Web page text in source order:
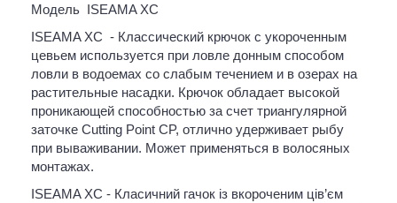
Модель ISEAMA XC
ISEAMA XC - Классический крючок с укороченным
цевьем используется при ловле донным способом
ловли в водоемах со слабым течением и в озерах на
растительные насадки. Крючок обладает высокой
проникающей способностью за счет триангулярной
заточке Cutting Point CP, отлично удерживает рыбу
при вываживании. Может применяться в волосяных
монтажах.
ISEAMA XC - Класичний гачок із вкороченим ців’єм